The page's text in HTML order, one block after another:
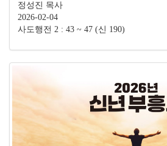
정성진 목사
2026-02-04
사도행전 2 : 43 ~ 47 (신 190)